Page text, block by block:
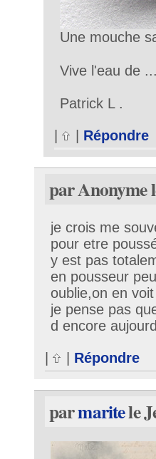
Une mouche
Vive l'eau de
Patrick L .
Répondre
par Anonyme
je crois me
pour etre
y est pas
en pousseur
oublie,on en
je pense pas
d encore
| | Répondre
parmaritele